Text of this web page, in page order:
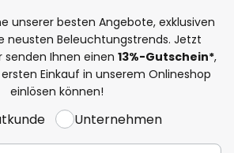
unserer besten Angebote, exklusiven
neusten Beleuchtungstrends. Jetzt
senden Ihnen einen 13%-Gutschein*,
Einkauf in unserem Onlineshop
einlösen können!
Unternehmen